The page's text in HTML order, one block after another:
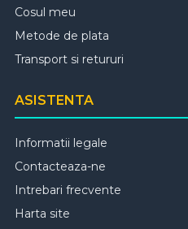
Cosul meu
Metode de plata
Transport si retururi
ASISTENTA
Informatii legale
Contacteaza-ne
Intrebari frecvente
Harta site